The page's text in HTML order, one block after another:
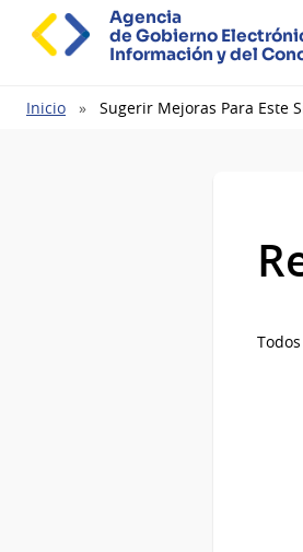
Agencia
de Gobierno
Información y del
Ruta
Inicio Sugerir Mejoras Para Este